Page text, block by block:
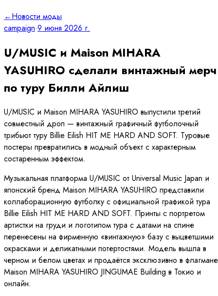
←Новости моды
campaign·9 июня 2026 г.
U/MUSIC и Maison MIHARA
YASUHIRO сделали винтажный мерч
по туру Билли Айлиш
U/MUSIC и Maison MIHARA YASUHIRO выпустили третий
совместный дроп — винтажный графичный футболочный
трибьют туру Billie Eilish HIT ME HARD AND SOFT. Туровые
постеры превратились в модный объект с характерным
состаренным эффектом.
Музыкальная платформа U/MUSIC от Universal Music Japan и
японский бренд Maison MIHARA YASUHIRO представили
коллаборационную футболку с официальной графикой тура
Billie Eilish HIT ME HARD AND SOFT. Принты с портретом
артистки на груди и логотипом тура с датами на спине
перенесены на фирменную «винтажную» базу с выцветшими
окрасками и деликатными потертостями. Модель вышла в
черном и белом цветах и продаётся эксклюзивно в флагмане
Maison MIHARA YASUHIRO JINGUMAE Building в Токио и
онлайн.